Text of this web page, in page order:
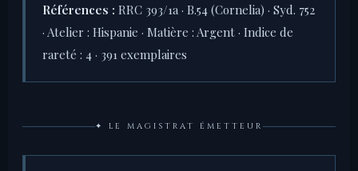
Références : RRC 393/1a · B.54 (Cornelia) · Syd. 752
· Atelier : Hispanie · Matière : Argent · Indice de
rareté : 4 · 391 exemplaires
✦ LE MAGISTRAT ÉMETTEUR